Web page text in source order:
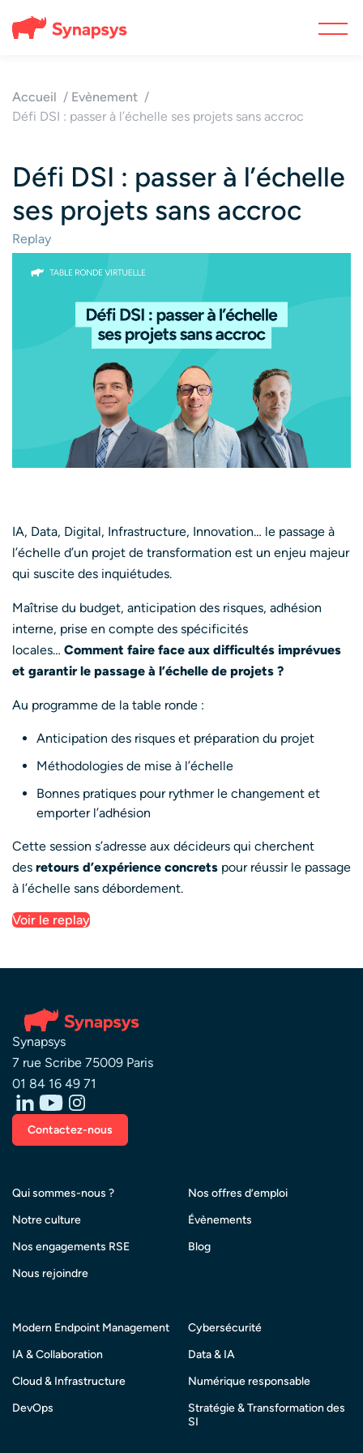
Accueil
Evènement
Défi DSI : passer à l’échelle ses projets sans accroc
Défi DSI : passer à l’échelle
ses projets sans accroc
Replay
IA, Data, Digital, Infrastructure, Innovation… le passage à
l’échelle d’un projet de transformation est un enjeu majeur
qui suscite des inquiétudes.
Maîtrise du budget, anticipation des risques, adhésion
interne, prise en compte des spécificités
locales… Comment faire face aux difficultés imprévues
et garantir le passage à l’échelle de projets ?
Au programme de la table ronde :
Anticipation des risques et préparation du projet
Méthodologies de mise à l’échelle
Bonnes pratiques pour rythmer le changement et
emporter l’adhésion
Cette session s’adresse aux décideurs qui cherchent
des retours d’expérience concrets pour réussir le passage
à l’échelle sans débordement.
Voir le replay
Synapsys
7 rue Scribe 75009 Paris
01 84 16 49 71
Contactez-nous
Qui sommes-nous ?
Notre culture
Nos engagements RSE
Nous rejoindre
Nos offres d’emploi
Évènements
Blog
Modern Endpoint Management
IA & Collaboration
Cloud & Infrastructure
DevOps
Cybersécurité
Data & IA
Numérique responsable
Stratégie & Transformation des
SI